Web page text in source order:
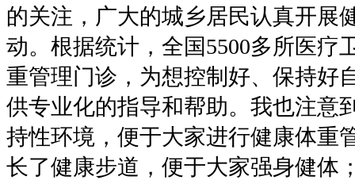
的关注，广大的城乡居民认真开展
动。根据统计，全国5500多所医疗
重管理门诊，为想控制好、保持好
供专业化的指导和帮助。我也注意
持性环境，便于大家进行健康体重
长了健康步道，便于大家强身健体